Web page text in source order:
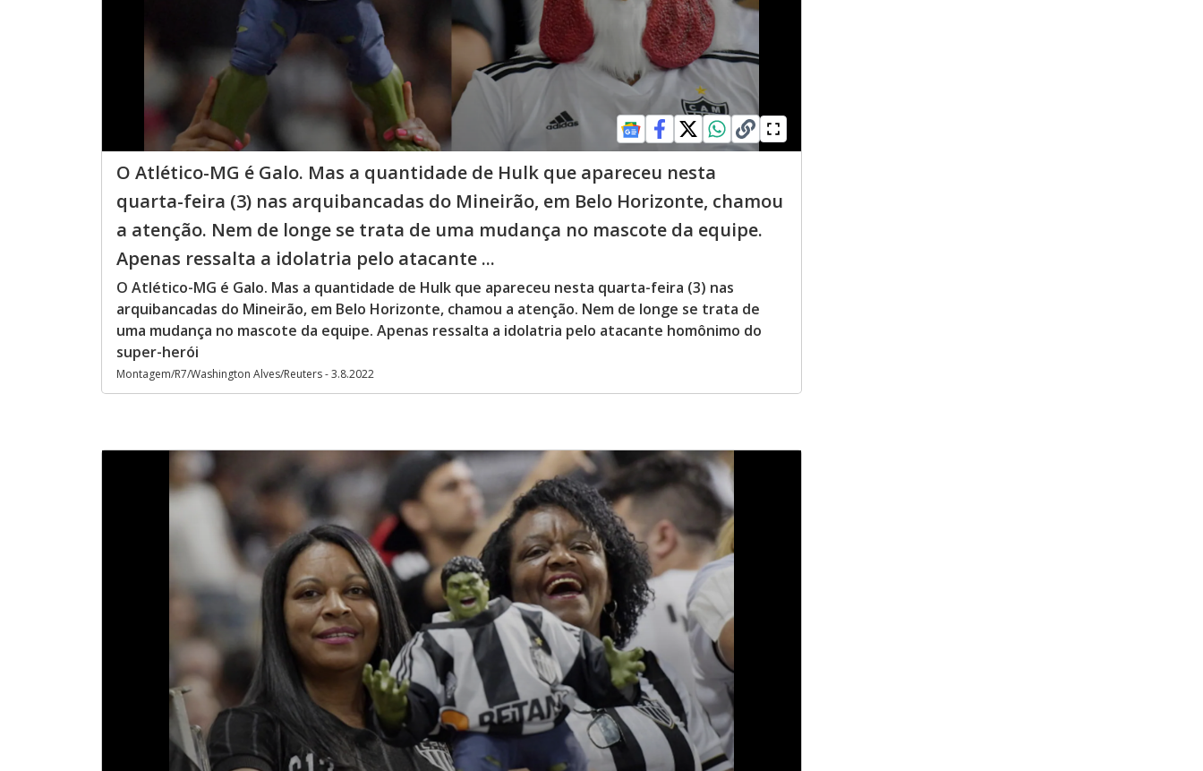
O Atlético-MG é Galo. Mas a quantidade de Hulk que apareceu nesta
quarta-feira (3) nas arquibancadas do Mineirão, em Belo Horizonte, chamou
a atenção. Nem de longe se trata de uma mudança no mascote da equipe.
Apenas ressalta a idolatria pelo atacante ...
O Atlético-MG é Galo. Mas a quantidade de Hulk que apareceu nesta quarta-feira (3) nas
arquibancadas do Mineirão, em Belo Horizonte, chamou a atenção. Nem de longe se trata de
uma mudança no mascote da equipe. Apenas ressalta a idolatria pelo atacante homônimo do
super-herói
Montagem/R7/Washington Alves/Reuters - 3.8.2022